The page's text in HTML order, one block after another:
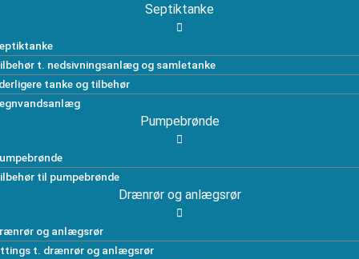
Septiktanke
t. nedsivningsanlæg og samletanke
tanke og tilbehør
Pumpebrønde
til pumpebrønde
Drænrør og anlægsrør
og anlægsrør
t. drænrør og anlægsrør